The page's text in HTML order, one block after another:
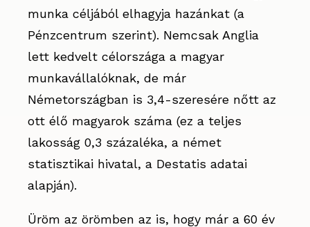
munka céljából elhagyja hazánkat (a
Pénzcentrum szerint). Nemcsak Anglia
lett kedvelt célországa a magyar
munkavállalóknak, de már
Németországban is 3,4-szeresére nőtt az
ott élő magyarok száma (ez a teljes
lakosság 0,3 százaléka, a német
statisztikai hivatal, a Destatis adatai
alapján).
Üröm az örömben az is, hogy már a 60 év